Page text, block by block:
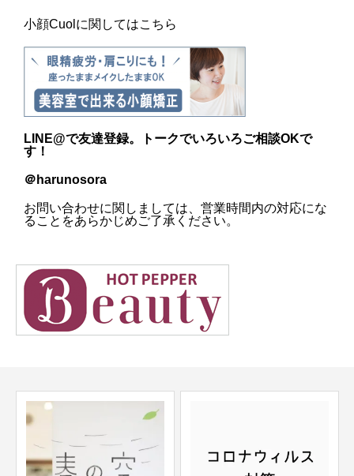
小顔Cuolに関してはこちら
LINE@で友達登録。トークでいろいろご相談OKで
す！
＠harunosora
お問い合わせに関しましては、営業時間内の対応にな
ることをあらかじめご了承ください。